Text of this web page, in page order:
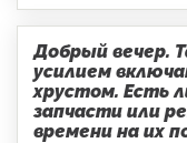
Добрый вечер.
усилием
хрустом. Есть
запчасти или
времени на их